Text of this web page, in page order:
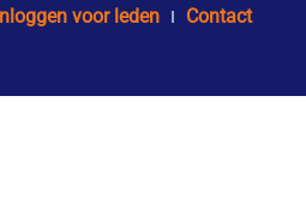
voor leden Contact